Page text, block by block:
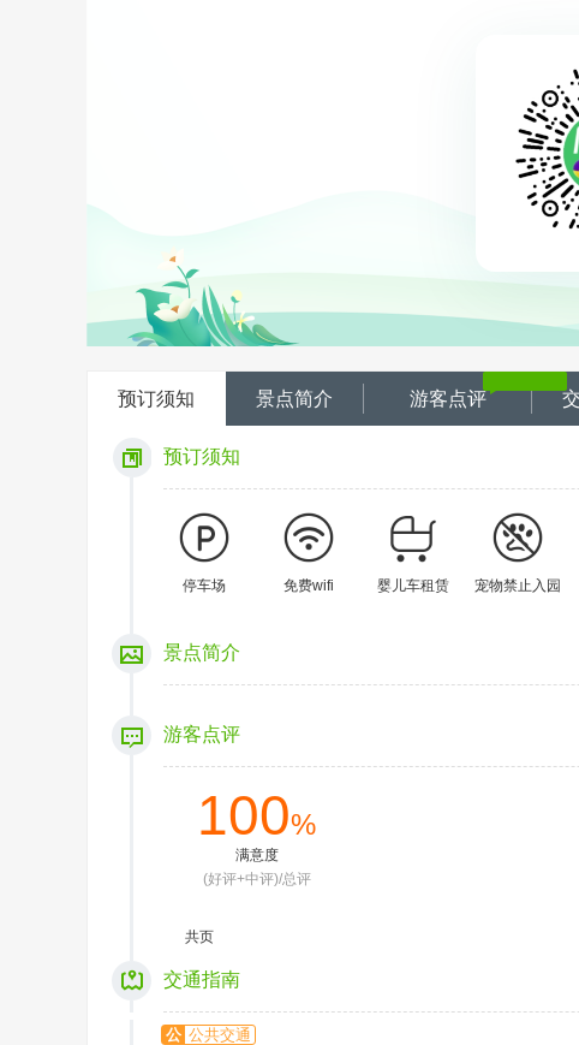
预订须知 景点简介 游客点评
预订须知
停车场 免费wifi 婴儿车租赁 宠物禁止入园
景点简介
游客点评
100%
满意度
(好评+中评)/总评
共页
交通指南
公 公共交通